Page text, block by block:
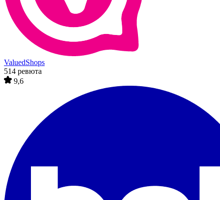
ValuedShops
514 ревюта
9,6